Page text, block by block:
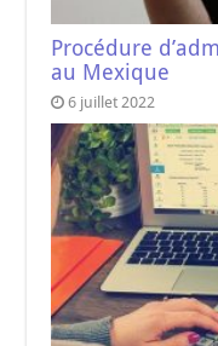
Procédure
au Mexique
6 juillet 2022